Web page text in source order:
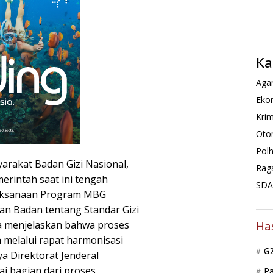
Badan Gizi Nasional,
saat ini tengah
Program MBG
Badan tentang Standar Gizi
bahwa proses
rapat harmonisasi
Direktorat Jenderal